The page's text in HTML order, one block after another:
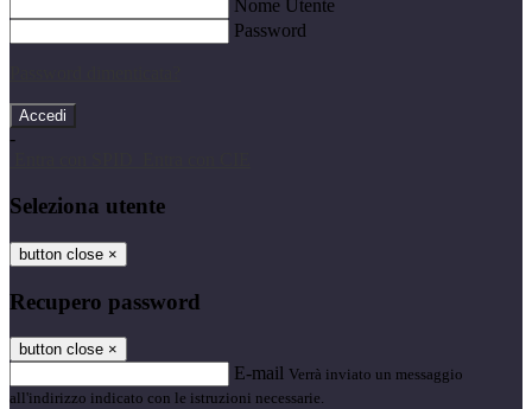
Nome Utente
Password
-
Seleziona utente
button close ×
Recupero password
button close ×
E-mail Verrà inviato un messaggio
all'indirizzo indicato con le istruzioni necessarie.